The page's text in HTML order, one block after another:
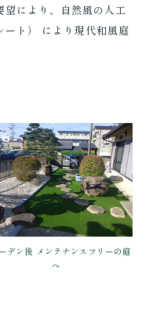
望により、自然風の人工
ト） により現代和風庭
デン後 メンテナンスフリーの庭
へ